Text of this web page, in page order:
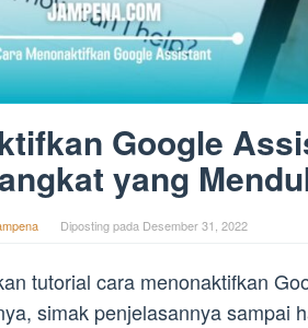
Google
yang
Diposting pada Desember 31, 2022
tutorial cara menonaktifkan
simak penjelasannya sampai